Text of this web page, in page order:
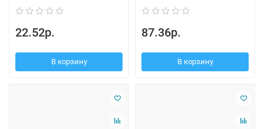
22.52р.
В корзину
87.36р.
В корзину